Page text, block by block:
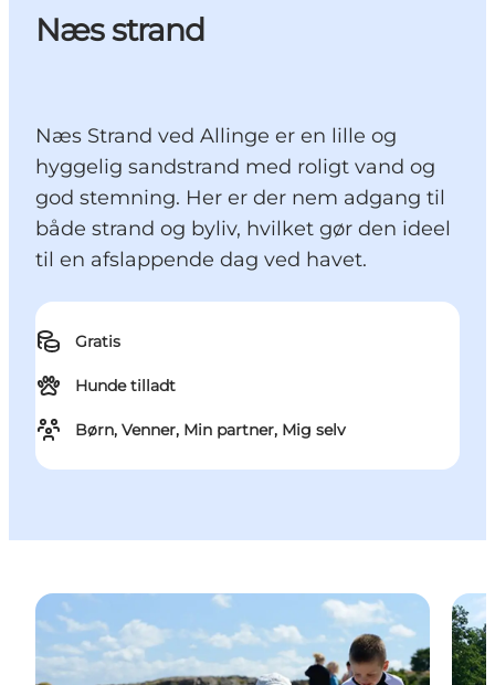
Næs strand
Næs Strand ved Allinge er en lille og
hyggelig sandstrand med roligt vand og
god stemning. Her er der nem adgang til
både strand og byliv, hvilket gør den ideel
til en afslappende dag ved havet.
Gratis
Hunde tilladt
Børn, Venner, Min partner, Mig selv